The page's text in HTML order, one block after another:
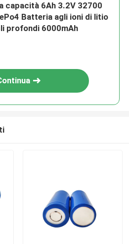
capacità 6Ah 3.2V 32700
Batteria agli ioni di litio
profondi 6000mAh